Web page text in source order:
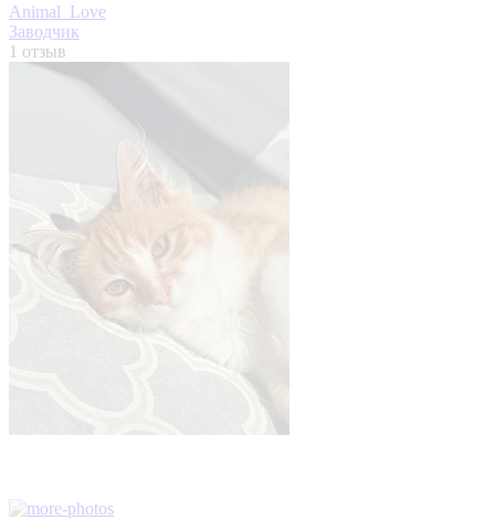
Animal_Love
Заводчик
1 отзыв